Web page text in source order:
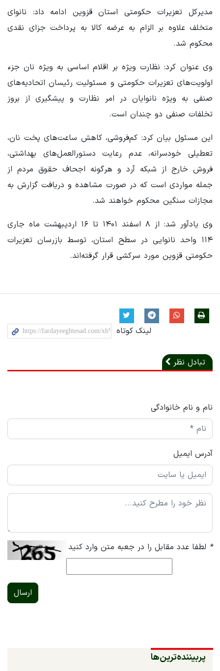
مدیرکل تعزیرات حکومتی استان قزوین ادامه داد: نانوای
متخلف علاوه بر الزام به عرضه کالا به پرداخت جزای نقدی
محکوم شد.
وی عنوان کرد: نظارت ویژه بر اقلام اساسی به ویژه نان جزء
اولویت‌های تعزیرات حکومتی و مسئولیت رئیسان اتحادیه‌های
صنفی به ویژه نانوایان در امر نظارت و پیشگیری از بروز
تخلفات صنفی دو چندان است.
این مسئول بیان کرد: کم‌فروشی، کاهش ساعت‌های پخت نان،
تعطیلی خودسرانه، عدم رعایت دستورالعمل‌های بهداشتی،
فروش خارج از شبکه آرد و هرگونه اجحاف حقوق مردم از
جمله مواردی است که در صورت مشاهده و دریافت گزارش به
مجازات سنگین محکوم خواهند شد.
وی یادآور شد: از ۸ اسفند ۱۴۰۱ تا ۱۶ اردیبهشت ماه جاری
۱۱۴ واحد نانوایی در سطح استان، توسط بازرسان تعزیرات
حکومتی قزوین مورد سرکشی قرار گرفته‌اند.
لینک کوتاه
تبادل نظر
نام و نام خانوادگی
آدرس ایمیل
* لطفا عدد مقابل را در جعبه متن وارد کنید
ارسال
پربیننده‌ترین‌ها